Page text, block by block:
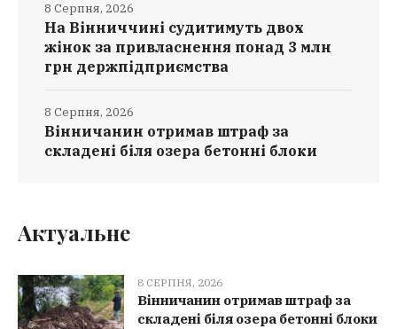
На Вінниччині судитимуть двох
жінок за привласнення понад 3 млн
грн держпідприємства
8 Серпня, 2026
Вінничанин отримав штраф за
складені біля озера бетонні блоки
8 Серпня, 2026
Актуальне
8 СЕРПНЯ, 2026
Вінничанин отримав штраф за
складені біля озера бетонні блоки